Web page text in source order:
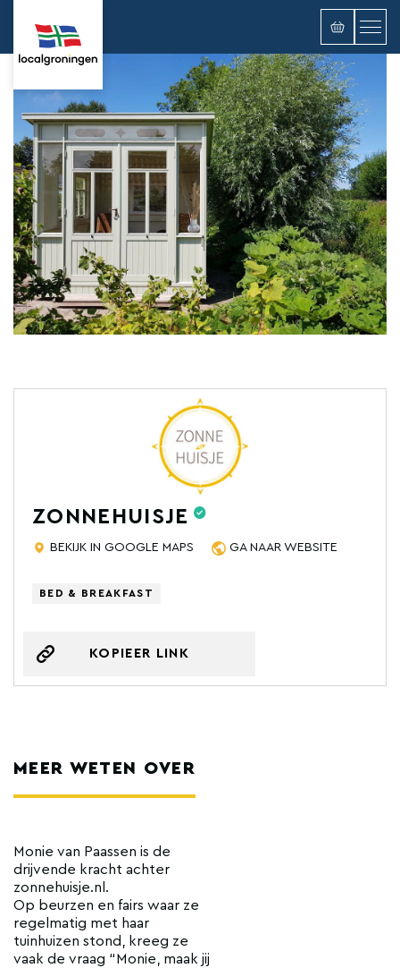
ZONNEHUISJE
BEKIJK IN GOOGLE MAPS GA NAAR WEBSITE
BED & BREAKFAST
KOPIEER LINK
MEER WETEN OVER
Monie van Paassen is de
drijvende kracht achter
zonnehuisje.nl.
Op beurzen en fairs waar ze
regelmatig met haar
tuinhuizen stond, kreeg ze
vaak de vraag “Monie, maak jij